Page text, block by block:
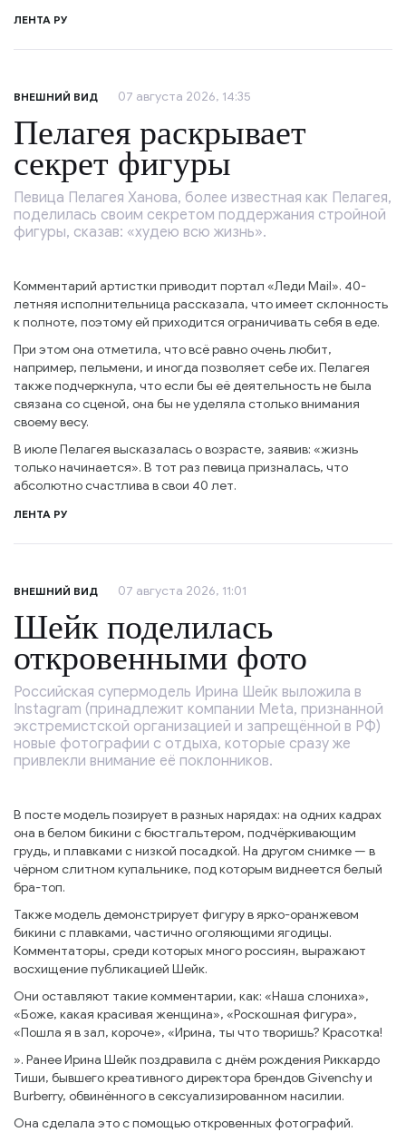
ЛЕНТА РУ
ВНЕШНИЙ ВИД 07 августа 2026, 14:35
Пелагея раскрывает
секрет фигуры
Певица Пелагея Ханова, более известная как Пелагея,
поделилась своим секретом поддержания стройной
фигуры, сказав: «худею всю жизнь».
Комментарий артистки приводит портал «Леди Mail». 40-
летняя исполнительница рассказала, что имеет склонность
к полноте, поэтому ей приходится ограничивать себя в еде.
При этом она отметила, что всё равно очень любит,
например, пельмени, и иногда позволяет себе их. Пелагея
также подчеркнула, что если бы её деятельность не была
связана со сценой, она бы не уделяла столько внимания
своему весу.
В июле Пелагея высказалась о возрасте, заявив: «жизнь
только начинается». В тот раз певица призналась, что
абсолютно счастлива в свои 40 лет.
ЛЕНТА РУ
ВНЕШНИЙ ВИД 07 августа 2026, 11:01
Шейк поделилась
откровенными фото
Российская супермодель Ирина Шейк выложила в
Instagram (принадлежит компании Meta, признанной
экстремистской организацией и запрещённой в РФ)
новые фотографии с отдыха, которые сразу же
привлекли внимание её поклонников.
В посте модель позирует в разных нарядах: на одних кадрах
она в белом бикини с бюстгальтером, подчёркивающим
грудь, и плавками с низкой посадкой. На другом снимке — в
чёрном слитном купальнике, под которым виднеется белый
бра-топ.
Также модель демонстрирует фигуру в ярко-оранжевом
бикини с плавками, частично оголяющими ягодицы.
Комментаторы, среди которых много россиян, выражают
восхищение публикацией Шейк.
Они оставляют такие комментарии, как: «Наша слониха»,
«Боже, какая красивая женщина», «Роскошная фигура»,
«Пошла я в зал, короче», «Ирина, ты что творишь? Красотка!
». Ранее Ирина Шейк поздравила с днём рождения Риккардо
Тиши, бывшего креативного директора брендов Givenchy и
Burberry, обвинённого в сексуализированном насилии.
Она сделала это с помощью откровенных фотографий.